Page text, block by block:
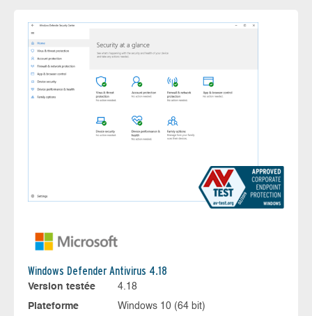
Windows Defender Antivirus 4.18
Version testée
4.18
Plateforme
Windows 10 (64 bit)